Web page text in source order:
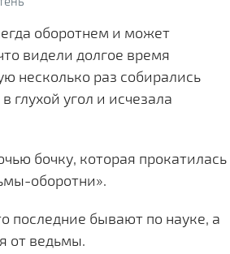
оборотнем и может
видели долгое время
несколько раз собирались
глухой угол и исчезала
бочку, которая прокатилась
оборотни».
последние бывают по науке, а
от ведьмы.